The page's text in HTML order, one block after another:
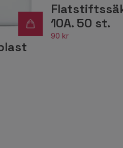
10A. 50 st.
90 kr